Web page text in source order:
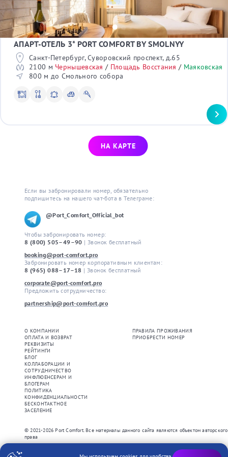
АПАРТ-ОТЕЛЬ 3* PORT COMFORT BY SMOLNYY
Санкт-Петербург, Суворовский проспект, д.65
2100 м Чернышевская / Площадь Восстания / Маяковcкая
800 м до Смольного собора
НА КАРТЕ
Крейсер Аврора
Лофт Проект Этажи
Океанариум
Планетарий №1
Театр юных зрителей
Стадион Петровский
Диво остров
Елагин остров
СК Юбилейный
Военно-космическая академия
Лиговский проспект
Канал Грибоедова
Джона Леннона
Большая Морская
Синопская набережная
Каменноостровский проспект
Большой проспект
Большой проспект П.С.
Мест в номере
1
2
3
С детьми
Да
С питомцами
Сейф*
Рабочий стол*
Кухонная зона
Холодильник
Ванна*
Прачечная
Кондиционер
Парковка (ограничено)
*Не во всех номерах
Показать еще
Круглосуточное заселение
Круглосуточное обслуживание
Доставка еды и напитков в номер
Хранение багажа
Экскурсии
Музеи
Показать еще
Длительность аренды
Менее месяца
Более месяца
Сбросить все ПРИМЕНИТЬ
О КОМПАНИИ
ОПЛАТА И ВОЗВРАТ
РЕКВИЗИТЫ
РЕЙТИНГИ
БЛОГ
КОЛЛАБОРАЦИИ И
СОТРУДНИЧЕСТВО
ИНФЛЮЕНСЕРАМ И
БЛОГЕРАМ
ПОЛИТИКА
КОНФИДЕНЦИАЛЬНОСТИ
БЕСКОНТАКТНОЕ
ЗАСЕЛЕНИЕ
ПРАВИЛА ПРОЖИВАНИЯ
ПРИОБРЕСТИ НОМЕР
Если вы забронировали номер, обязательно
подпишитесь на нашего чат-бота в Телеграме:
@Port_Comfort_Official_bot
Чтобы забронировать номер:
8 (800) 505–49–90 | Звонок бесплатный
booking@port-comfort.pro
Забронировать номер корпоративным клиентам:
8 (965) 088–17–18 | Звонок бесплатный
corporate@port-comfort.pro
Предложить сотрудничество:
partnership@port-comfort.pro
© 2021-2026 Port Comfort.Все материалы данного сайта являются объектом авторского
права